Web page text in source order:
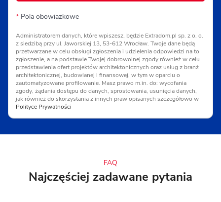
* Pola obowiazkowe
Administratorem danych, które wpiszesz, będzie Extradom.pl sp. z o. o.
z siedzibą przy ul. Jaworskiej 13, 53-612 Wrocław. Twoje dane będą
przetwarzane w celu obsługi zgłoszenia i udzielenia odpowiedzi na to
zgłoszenie, a na podstawie Twojej dobrowolnej zgody również w celu
przedstawienia ofert projektów architektonicznych oraz usług z branż
architektonicznej, budowlanej i finansowej, w tym w oparciu o
zautomatyzowane profilowanie. Masz prawo m.in. do: wycofania
zgody, żądania dostępu do danych, sprostowania, usunięcia danych,
jak również do skorzystania z innych praw opisanych szczegółowo w
Polityce Prywatności
FAQ
Najczęściej zadawane pytania